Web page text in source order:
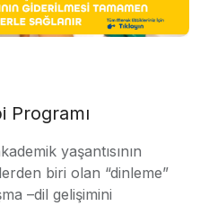
Programı
yaşantısının
biri olan “dinleme”
–dil gelişimini